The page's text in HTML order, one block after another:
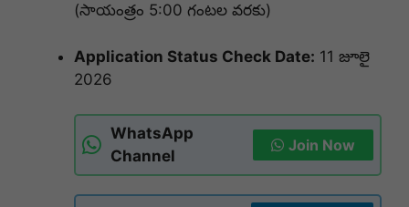
(సాయంత్రం 5:00 గంటల వరకు)
Application Status Check Date: 11 జూలై
2026
WhatsApp
Channel
Join Now